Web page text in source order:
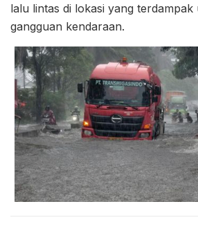
lalu lintas di lokasi yang
gangguan kendaraan.